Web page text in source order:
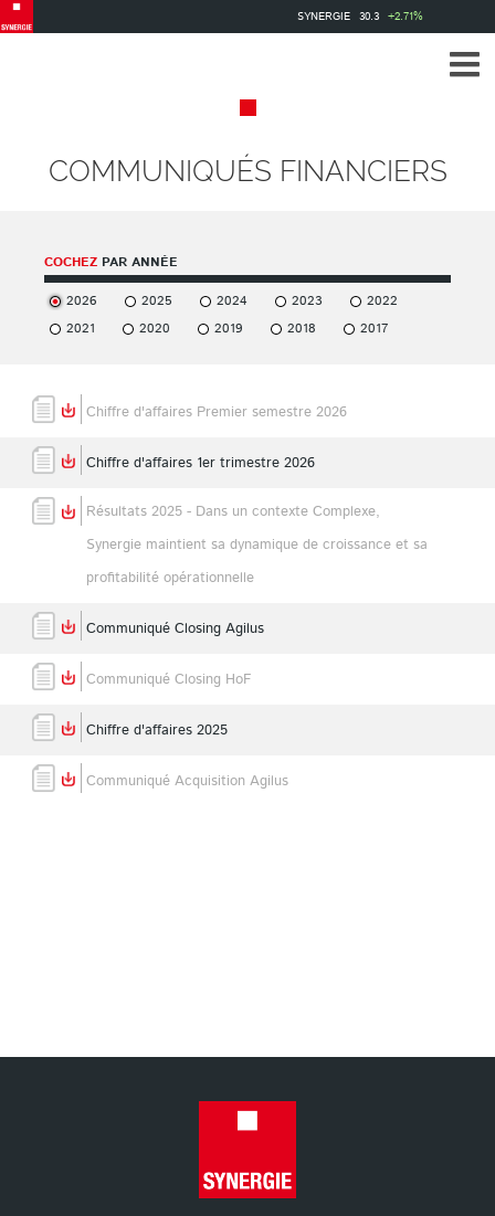
Aller
au
SYNERGIE 30.3 +2.71%
COMMUNIQUÉS FINANCIERS
COCHEZ PAR ANNÉE
2026 2025 2024 2023
2022
2021
2020 2019 2018 2017
Chiffre d'affaires Premier semestre 2026
Chiffre d'affaires 1er trimestre 2026
Résultats 2025 - Dans un contexte Complexe,
Synergie maintient sa dynamique de croissance et sa
profitabilité opérationnelle
Communiqué Closing Agilus
Communiqué Closing HoF
Chiffre d'affaires 2025
Communiqué Acquisition Agilus